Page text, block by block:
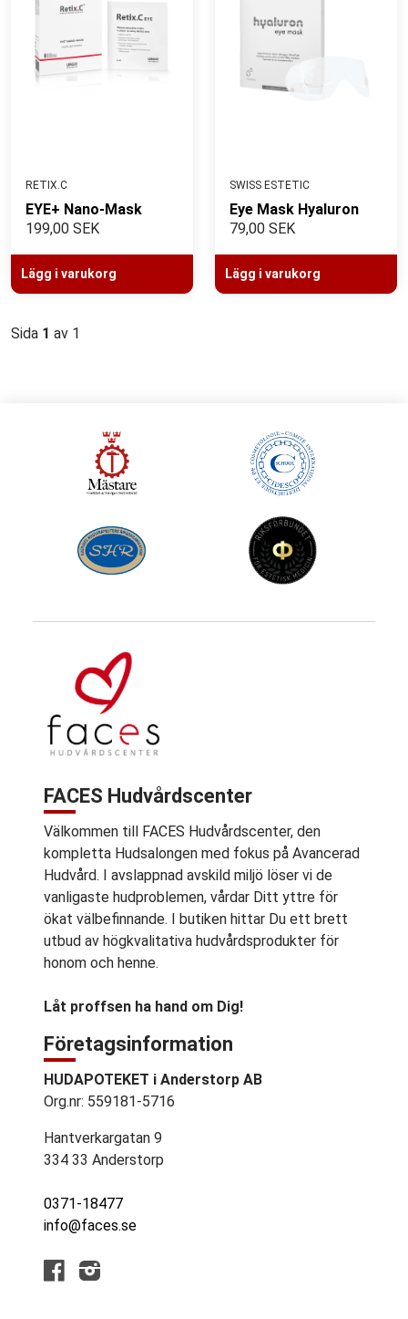
RETIX.C
EYE+ Nano-Mask
199,00 SEK
Lägg i varukorg
SWISS ESTETIC
Eye Mask Hyaluron
79,00 SEK
Lägg i varukorg
Sida 1 av 1
FACES Hudvårdscenter
Välkommen till FACES Hudvårdscenter, den
kompletta Hudsalongen med fokus på Avancerad
Hudvård. I avslappnad avskild miljö löser vi de
vanligaste hudproblemen, vårdar Ditt yttre för
ökat välbefinnande. I butiken hittar Du ett brett
utbud av högkvalitativa hudvårdsprodukter för
honom och henne.
Låt proffsen ha hand om Dig!
Företagsinformation
HUDAPOTEKET i Anderstorp AB
Org.nr: 559181-5716
Hantverkargatan 9
334 33 Anderstorp
0371-18477
info@faces.se